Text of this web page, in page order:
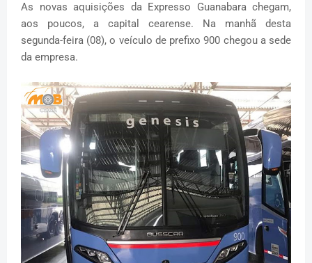
As novas aquisições da Expresso Guanabara chegam,
aos poucos, a capital cearense. Na manhã desta
segunda-feira (08), o veículo de prefixo 900 chegou a sede
da empresa.